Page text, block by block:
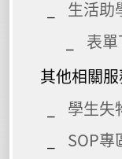
生活助
表
其他相關
學生失
SOP專